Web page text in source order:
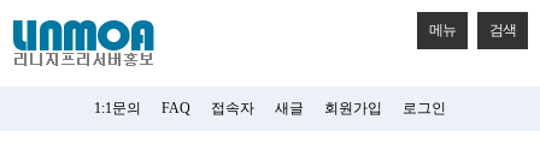
메뉴 검색
1:1문의 FAQ 접속자 새글 회원가입 로그인